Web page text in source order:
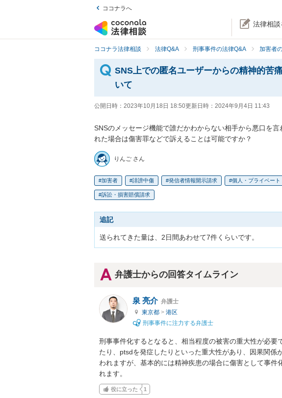
ココナラへ
法律相談
ココナラ法律相談 法律Q&A 刑事事件の法律Q&A 加害者
SNS上での匿名ユーザーからの精神的苦
いて
公開日時： 2023年10月18日 18:50更新日時： 2024年9月4日 11:43
SNSのメッセージ機能で誰だかわからない相手から悪口を
れた場合は傷害罪などで訴えることは可能ですか？
りんご さん
加害者 誹謗中傷 発信者情報開示請求 個人・プライベート
訴訟・損害賠償請求
追記
弁護士からの回答タイムライン
泉 亮介 弁護士
東京都 > 港区
刑事事件に注力する弁護士
刑事事件化するとなると、相当程度の被害の重大性が必要
たり、ptsdを発症したりといった重大性があり、因果関係
われますが、基本的には精神疾患の場合に傷害として事件
れます。
役に立った 1